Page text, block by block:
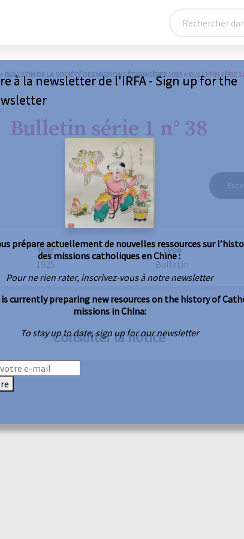
> BULLETIN DE LA SOCIÉTÉ DES MISSIONS ÉTRANGÈRES 1925 > BULLETIN SÉRIE 1
Bulletin série 1 n° 38
Year
1925
Type
Bulletin
Consulter la notice
à la newsletter de l'IRFA - Sign up for the
prépare actuellement de nouvelles ressources sur
des missions catholiques en Chine :
Pour ne rien rater, inscrivez-vous à notre newsletter
is currently preparing new resources on the history of
missions in China:
To stay up to date, sign up for our newsletter